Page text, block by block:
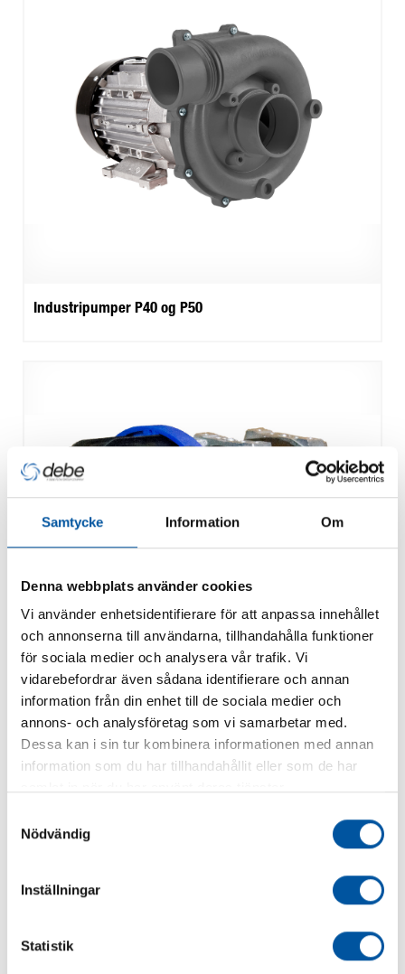
Samtycke Information Om
Denna webbplats använder cookies
Vi använder enhetsidentifierare för att anpassa innehållet
och annonserna till användarna, tillhandahålla funktioner
för sociala medier och analysera vår trafik. Vi
vidarebefordrar även sådana identifierare och annan
information från din enhet till de sociala medier och
annons- och analysföretag som vi samarbetar med.
Dessa kan i sin tur kombinera informationen med annan
information som du har tillhandahållit eller som de har
Nödvändig
Inställningar
Statistik
Industripumper P40 og P50
Industripumper P300, P400, P500 og P600